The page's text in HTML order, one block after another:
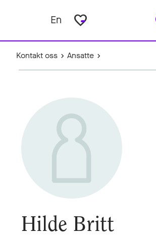
En favorite_border
Kontakt oss Ansatte
Hilde Britt